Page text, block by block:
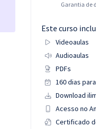
Garantia de
Este curso
Videoaulas
Audioaulas
PDFs
160 dias
Download
Acesso no
Certificado